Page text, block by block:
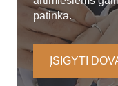
patinka.
ĮSIGYTI